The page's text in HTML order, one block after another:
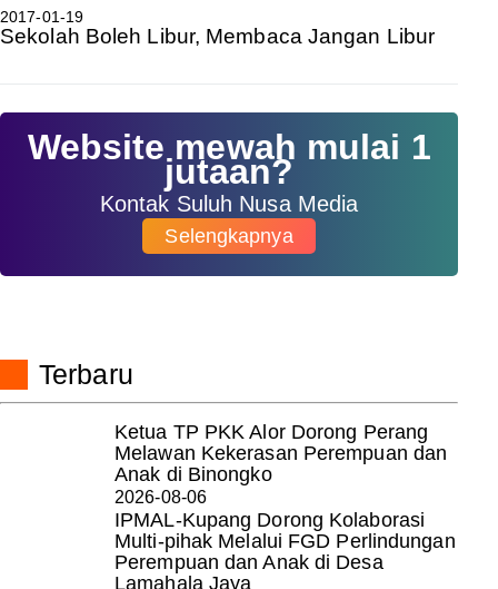
2017-01-19
Sekolah Boleh Libur, Membaca Jangan Libur
Website mewah mulai 1
jutaan?
Kontak Suluh Nusa Media
Selengkapnya
Terbaru
Ketua TP PKK Alor Dorong Perang
Melawan Kekerasan Perempuan dan
Anak di Binongko
2026-08-06
IPMAL-Kupang Dorong Kolaborasi
Multi-pihak Melalui FGD Perlindungan
Perempuan dan Anak di Desa
Lamahala Jaya